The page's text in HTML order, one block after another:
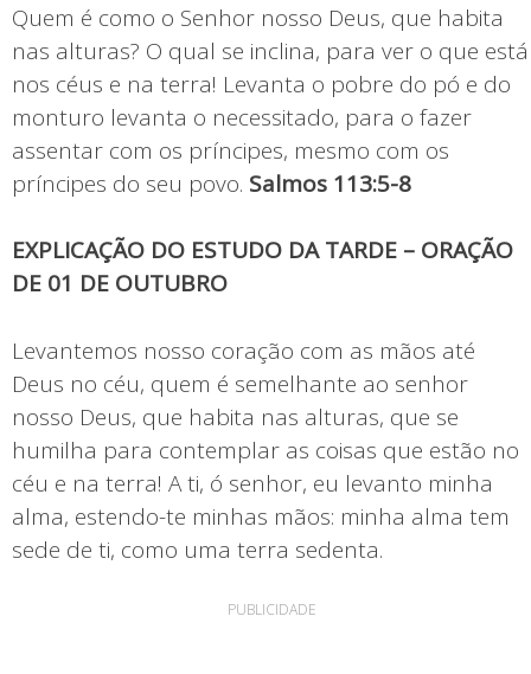
Quem é como o Senhor nosso Deus, que habita
nas alturas? O qual se inclina, para ver o que está
nos céus e na terra! Levanta o pobre do pó e do
monturo levanta o necessitado, para o fazer
assentar com os príncipes, mesmo com os
príncipes do seu povo. Salmos 113:5-8
EXPLICAÇÃO DO ESTUDO DA TARDE – ORAÇÃO
DE 01 DE OUTUBRO
Levantemos nosso coração com as mãos até
Deus no céu, quem é semelhante ao senhor
nosso Deus, que habita nas alturas, que se
humilha para contemplar as coisas que estão no
céu e na terra! A ti, ó senhor, eu levanto minha
alma, estendo-te minhas mãos: minha alma tem
sede de ti, como uma terra sedenta.
PUBLICIDADE